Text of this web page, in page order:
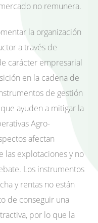
no remunera.
la organización
a través de
carácter empresarial
en la cadena de
de gestión
ayuden a mitigar la
Agro-
afectan
las explotaciones y no
Los instrumentos
y rentas no están
de conseguir una
por lo que la